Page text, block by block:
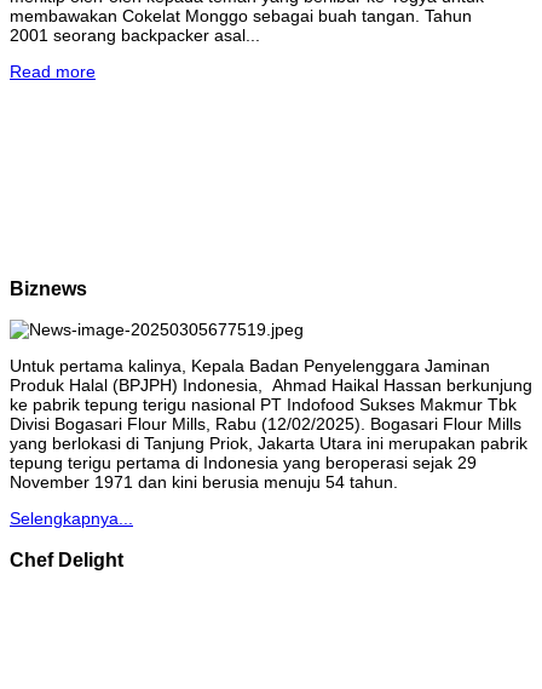
membawakan Cokelat Monggo sebagai buah tangan. Tahun
2001 seorang backpacker asal...
Read more
Biznews
Untuk pertama kalinya, Kepala Badan Penyelenggara Jaminan
Produk Halal (BPJPH) Indonesia, Ahmad Haikal Hassan berkunjung
ke pabrik tepung terigu nasional PT Indofood Sukses Makmur Tbk
Divisi Bogasari Flour Mills, Rabu (12/02/2025). Bogasari Flour Mills
yang berlokasi di Tanjung Priok, Jakarta Utara ini merupakan pabrik
tepung terigu pertama di Indonesia yang beroperasi sejak 29
November 1971 dan kini berusia menuju 54 tahun.
Selengkapnya...
Chef Delight